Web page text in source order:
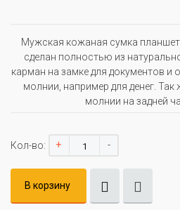
Мужская кожаная сумка
сделан полностью из
карман на замке для документов и
молнии, например для денег. Так
молнии на задней
Кол-во: + -
В корзину